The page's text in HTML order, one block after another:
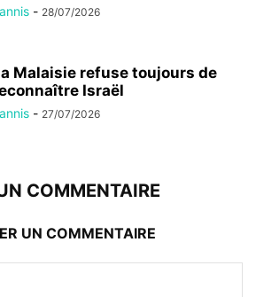
- 28/07/2026
Malaisie refuse toujours de
Israël
- 27/07/2026
COMMENTAIRE
UN COMMENTAIRE